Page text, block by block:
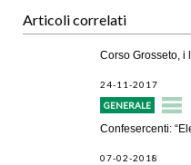
Articoli correlati
Corso Grosseto, i
24-11-2017
GENERALE
Confesercenti:
07-02-2018